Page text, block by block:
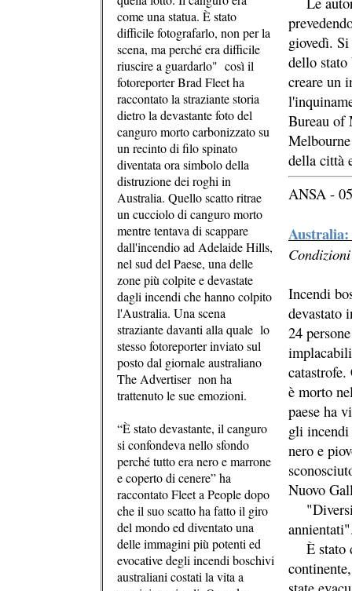
come una statua. È stato
difficile fotografarlo, non per la
scena, ma perché era difficile
riuscire a guardarlo" così il
fotoreporter Brad Fleet ha
raccontato la straziante storia
dietro la devastante foto del
canguro morto carbonizzato su
un recinto di filo spinato
diventata ora simbolo della
distruzione dei roghi in
Australia. Quello scatto ritrae
un cucciolo di canguro morto
mentre tentava di scappare
dall'incendio ad Adelaide Hills,
nel sud del Paese, una delle
zone più colpite e devastate
dagli incendi che hanno colpito
l'Australia. Una scena
straziante davanti alla quale lo
stesso fotoreporter inviato sul
posto dal giornale australiano
The Advertiser non ha
trattenuto le sue emozioni.
“È stato devastante, il canguro
si confondeva nello sfondo
perché tutto era nero e marrone
e coperto di cenere” ha
raccontato Fleet a People dopo
che il suo scatto ha fatto il giro
del mondo ed diventato una
delle immagini più potenti ed
evocative degli incendi boschivi
australiani costati la vita a
giovedì.
dello
creare un
Bureau of
della città
ANSA -
Incendi
devastato
24
è morto
paese ha
gli incendi
nero e
Nuovo
"Diversi
È stato